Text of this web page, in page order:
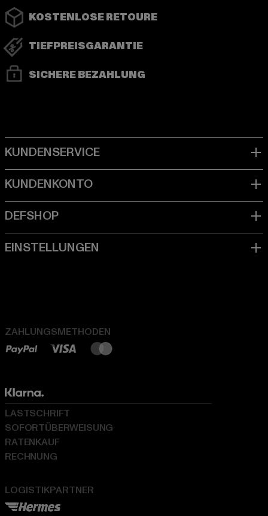
KOSTENLOSE RETOURE
TIEFPREISGARANTIE
SICHERE BEZAHLUNG
ZAHLUNGSMETHODEN
LOGISTIKPARTNER
LASTSCHRIFT
SOFORTÜBERWEISUNG
RATENKAUF
RECHNUNG